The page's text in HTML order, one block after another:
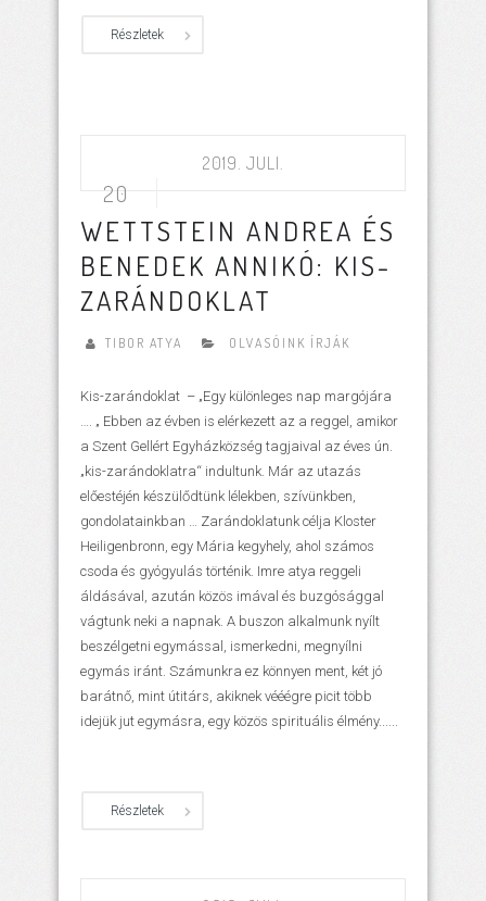
Részletek
2019. JULI.
20
WETTSTEIN ANDREA ÉS
BENEDEK ANNIKÓ: KIS-
ZARÁNDOKLAT
TIBOR ATYA OLVASÓINK ÍRJÁK
Kis-zarándoklat – „Egy különleges nap margójára
…. „ Ebben az évben is elérkezett az a reggel, amikor
a Szent Gellért Egyházközség tagjaival az éves ún.
„kis-zarándoklatra“ indultunk. Már az utazás
előestéjén készülődtünk lélekben, szívünkben,
gondolatainkban … Zarándoklatunk célja Kloster
Heiligenbronn, egy Mária kegyhely, ahol számos
csoda és gyógyulás történik. Imre atya reggeli
áldásával, azután közös imával és buzgósággal
vágtunk neki a napnak. A buszon alkalmunk nyílt
beszélgetni egymással, ismerkedni, megnyílni
egymás iránt. Számunkra ez könnyen ment, két jó
barátnő, mint útitárs, akiknek vééégre picit több
idejük jut egymásra, egy közös spirituális élmény......
Részletek